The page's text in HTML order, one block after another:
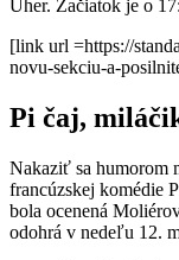
Uher. Začiatok je o
[link url =https://
novu-sekciu-a-
Pi čaj,
Nakaziť sa humorom
francúzskej komédie
bola ocenená
odohrá v nedeľu 12.